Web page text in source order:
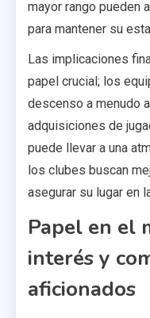
mayor rango pueden
para mantener su
Las implicaciones
papel crucial; los
descenso a menudo
adquisiciones de
puede llevar a una
los clubes buscan
asegurar su lugar en
Papel en el
interés y
aficionados